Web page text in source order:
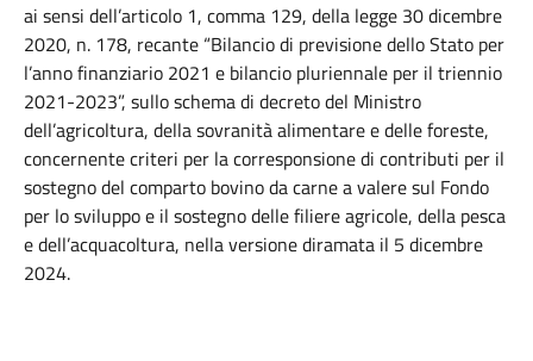
ai sensi dell’articolo 1, comma 129, della legge 30 dicembre
2020, n. 178, recante “Bilancio di previsione dello Stato per
l’anno finanziario 2021 e bilancio pluriennale per il triennio
2021-2023”, sullo schema di decreto del Ministro
dell’agricoltura, della sovranità alimentare e delle foreste,
concernente criteri per la corresponsione di contributi per il
sostegno del comparto bovino da carne a valere sul Fondo
per lo sviluppo e il sostegno delle filiere agricole, della pesca
e dell’acquacoltura, nella versione diramata il 5 dicembre
2024.